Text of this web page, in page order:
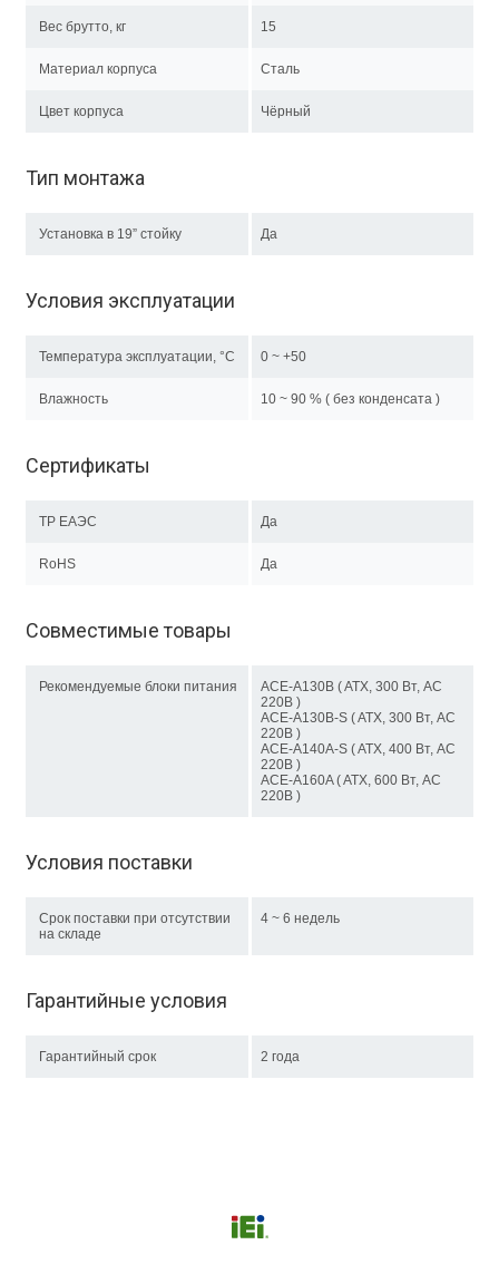
Вес брутто, кг 15
Материал корпуса Сталь
Цвет корпуса Чёрный
Тип монтажа
Установка в 19” стойку Да
Условия эксплуатации
Температура эксплуатации, °C 0 ~ +50
Влажность 10 ~ 90 % ( без конденсата )
Сертификаты
ТР EAЭC Да
RoHS Да
Совместимые товары
Рекомендуемые блоки питания
ACE-A130B ( ATX, 300 Вт, AC
220В )
ACE-A130B-S ( ATX, 300 Вт, AC
220В )
ACE-A140A-S ( ATX, 400 Вт, AC
220В )
ACE-A160A ( ATX, 600 Вт, AC
220В )
Условия поставки
Срок поставки при отсутствии
на складе
4 ~ 6 недель
Гарантийные условия
Гарантийный срок 2 года